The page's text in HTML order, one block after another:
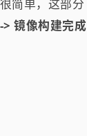
简单，这部分
镜像构建完成